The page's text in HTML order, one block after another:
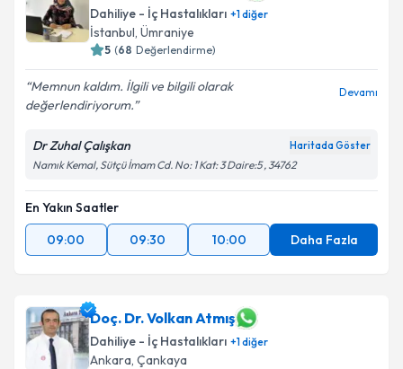
Dahiliye - İç Hastalıkları +1diğer
İstanbul, Ümraniye
5 (68 Değerlendirme)
Memnun kaldım. İlgili ve bilgili olarak
değerlendiriyorum.
Devamı
Dr Zuhal Çalışkan Haritada Göster
Namık Kemal, Sütçü İmam Cd. No: 1 Kat: 3 Daire:5 , 34762
En Yakın Saatler
09:00
09:30 10:00 Daha Fazla
Doç. Dr. Volkan Atmış
Dahiliye - İç Hastalıkları +1diğer
Ankara, Çankaya